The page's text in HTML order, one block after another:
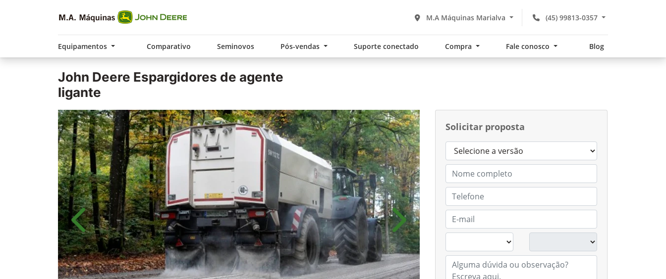
(45) 99813-0357
M.A Máquinas Marialva
Equipamentos Comparativo Seminovos Pós-vendas Suporte conectado Compra Fale conosco Blog
John Deere Espargidores de agente
ligante
Solicitar proposta
Anterior Próximo